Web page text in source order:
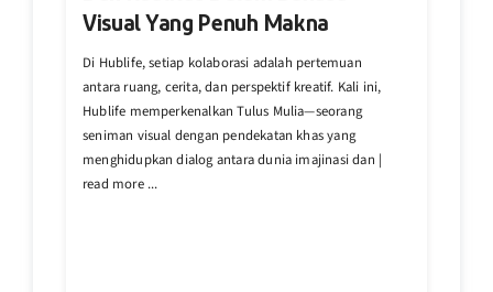
Visual Yang Penuh Makna
Di Hublife, setiap kolaborasi adalah pertemuan
antara ruang, cerita, dan perspektif kreatif. Kali ini,
Hublife memperkenalkan Tulus Mulia—seorang
seniman visual dengan pendekatan khas yang
menghidupkan dialog antara dunia imajinasi dan |
read more ...